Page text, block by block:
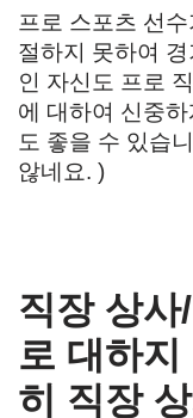
프로 스포츠 선
절하지 못하여
인 자신도 프로
에 대하여 신중
도 좋을 수 있습
않네요. )
직장 상
로 대하
히 직장